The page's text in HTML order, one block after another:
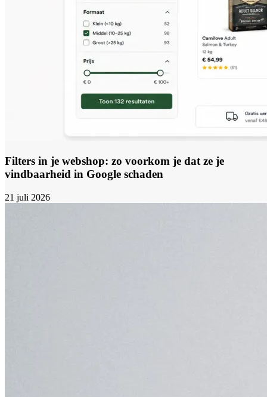
Filters in je webshop: zo voorkom je dat ze je
vindbaarheid in Google schaden
21 juli 2026